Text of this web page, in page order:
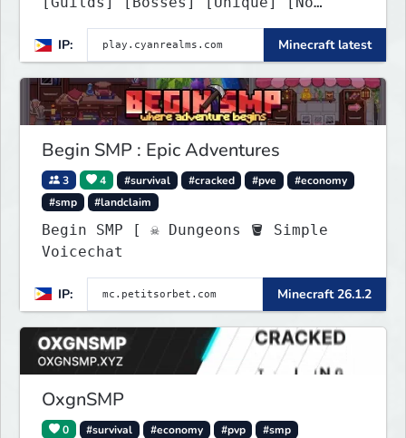
Griefing]
IP:
Minecraft latest
Begin SMP : Epic Adventures
3 4 #survival #cracked #pve
#economy
#smp
#landclaim
Begin SMP [ ☠ Dungeons 🪣 Simple
Voicechat
IP: Minecraft 26.1.2
OxgnSMP
0 #survival #economy #pvp
#smp